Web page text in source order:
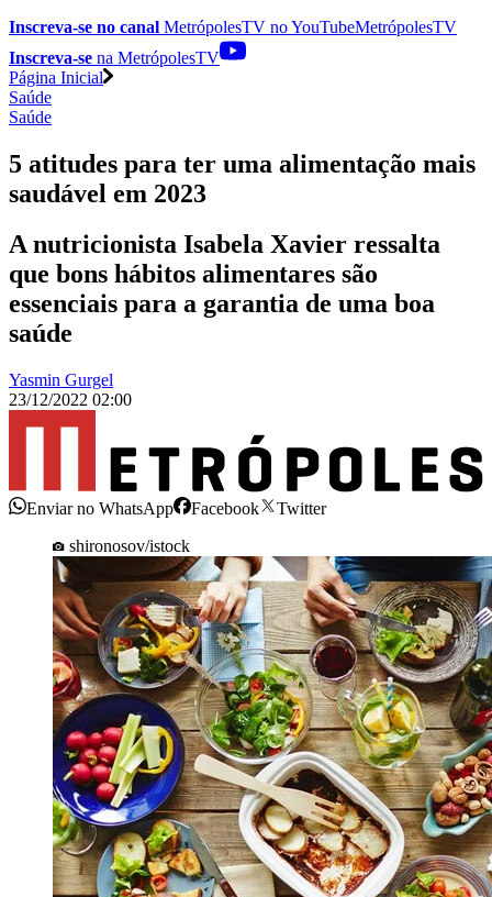
Inscreva-se no canal MetrópolesTV noYouTubeMetrópolesTV
Inscreva-se na MetrópolesTV
Página Inicial
Saúde
Saúde
5 atitudes para ter uma alimentação mais
saudável em 2023
A nutricionista Isabela Xavier ressalta
que bons hábitos alimentares são
essenciais para a garantia de uma boa
saúde
Yasmin Gurgel
23/12/2022 02:00
Enviar no WhatsApp Facebook
Twitter
shironosov/istock